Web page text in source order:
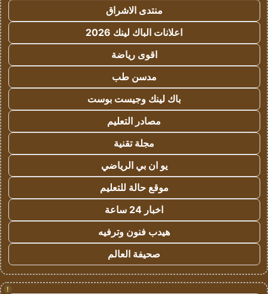
منتدى الاشراق
اعلانات الباك لينك 2026
اقوى رياضة
مدسن طب
باك لينك وجيست بوست
مصادر التعليم
مجلة تقنية
يو ان بي الرياضي
موقع حالة للتعليم
اخبار 24 ساعة
هيدب فنون وترفيه
صحيفة العالم
!